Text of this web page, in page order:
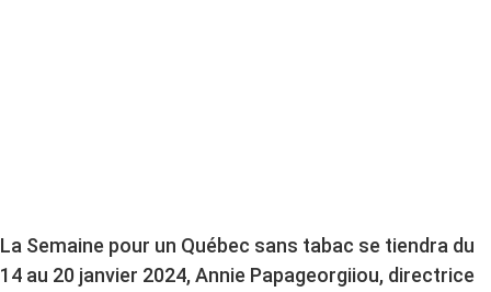
La Semaine pour un Québec sans tabac se tiendra du
14 au 20 janvier 2024, Annie Papageorgiiou, directrice